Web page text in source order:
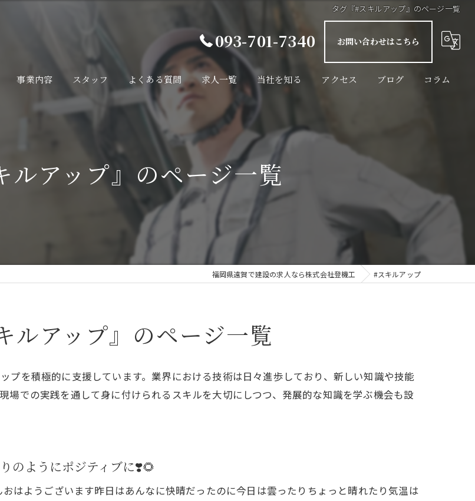
タグ『#スキルアップ』のページ一覧
093-701-7340 お問い合わせはこちら
事業内容 スタッフ よくある質問 求人一覧 当社を知る
経験者
転職
アクセス ブログ コラム
ルアップ』のページ一覧
福岡県遠賀で建設の求人なら株式会社登機工 #スキルアップ
ルアップ』のページ一覧
プを積極的に支援しています。業界における技術は日々進歩しており、新しい知識や技能
場での実践を通して身に付けられるスキルを大切にしつつ、発展的な知識を学ぶ機会も設
のようにポジティブに❣️🌻
おはようございます昨日はあんなに快晴だったのに今日は雲ったりちょっと晴れたり気温は